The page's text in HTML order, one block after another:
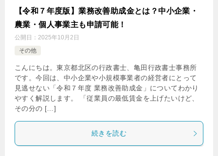
【令和７年度版】業務改善助成金とは？中小企業・
農業・個人事業主も申請可能！
公開日： 2025年10月2日
その他
こんにちは。東京都北区の行政書士、亀田行政書士事務所
です。今回は、中小企業や小規模事業者の経営者にとって
見逃せない「令和７年度 業務改善助成金」についてわかり
やすく解説します。 「従業員の最低賃金を上げたいけど、
その分の […]
続きを読む